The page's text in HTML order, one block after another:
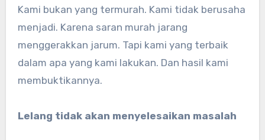
Kami bukan yang termurah. Kami tidak berusaha
menjadi. Karena saran murah jarang
menggerakkan jarum. Tapi kami yang terbaik
dalam apa yang kami lakukan. Dan hasil kami
membuktikannya.
Lelang tidak akan menyelesaikan masalah